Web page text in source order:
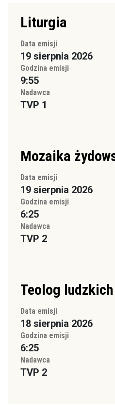
Liturgia
Data emisji
19 sierpnia 2026
Godzina emisji
9:55
Nadawca
TVP 1
Mozaika
Data emisji
19 sierpnia 2026
Godzina emisji
6:25
Nadawca
TVP 2
Teolog
Data emisji
18 sierpnia 2026
Godzina emisji
6:25
Nadawca
TVP 2